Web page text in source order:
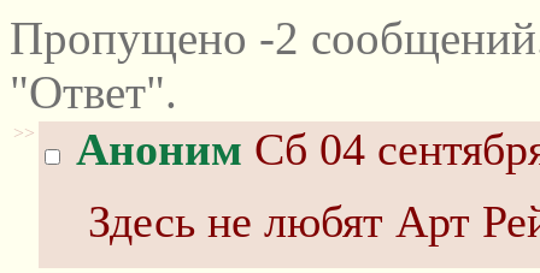
Пропущено -2
"Ответ".
>> Аноним Сб 04
Здесь не любят Арт